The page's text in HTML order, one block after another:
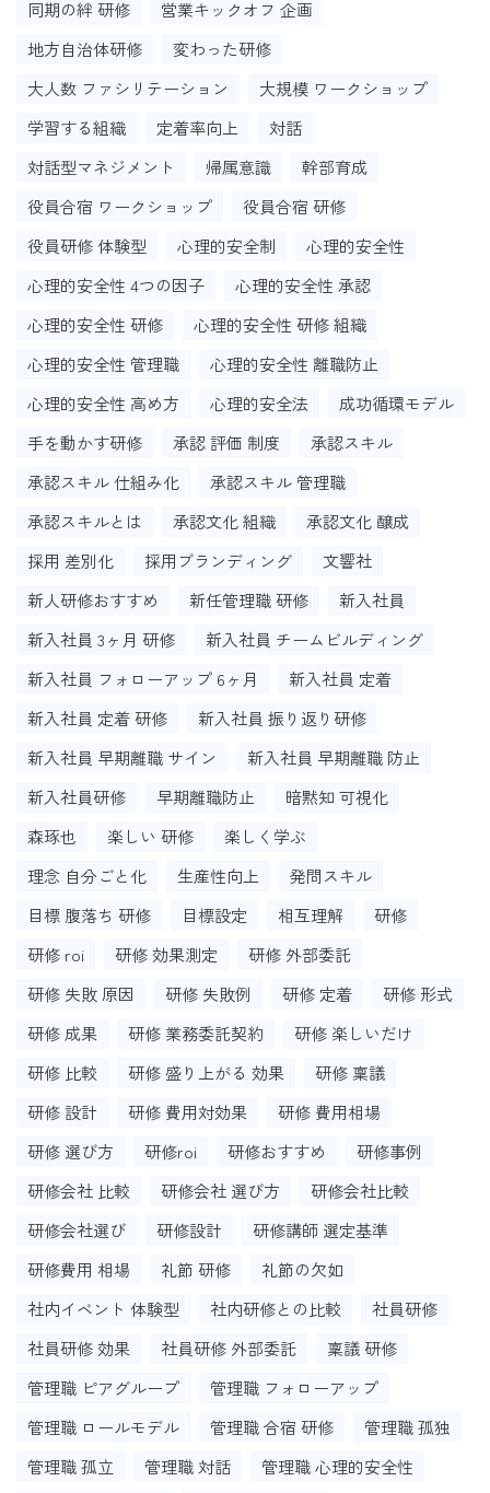
同期の絆 研修
営業キックオフ 企画
地方自治体研修
変わった研修
大人数 ファシリテーション
大規模 ワークショップ
学習する組織
定着率向上
対話
対話型マネジメント
帰属意識
幹部育成
役員合宿 ワークショップ
役員合宿 研修
役員研修 体験型
心理的安全制
心理的安全性
心理的安全性 4つの因子
心理的安全性 承認
心理的安全性 研修
心理的安全性 研修 組織
心理的安全性 管理職
心理的安全性 離職防止
心理的安全性 高め方
心理的安全法
成功循環モデル
手を動かす研修
承認 評価 制度
承認スキル
承認スキル 仕組み化
承認スキル 管理職
承認スキルとは
承認文化 組織
承認文化 醸成
採用 差別化
採用ブランディング
文響社
新人研修おすすめ
新任管理職 研修
新入社員
新入社員 3ヶ月 研修
新入社員 チームビルディング
新入社員 フォローアップ 6ヶ月
新入社員 定着
新入社員 定着 研修
新入社員 振り返り研修
新入社員 早期離職 サイン
新入社員 早期離職 防止
新入社員研修
早期離職防止
暗黙知 可視化
森琢也
楽しい 研修
楽しく学ぶ
理念 自分ごと化
生産性向上
発問スキル
目標 腹落ち 研修
目標設定 相互理解
研修
研修 roi
研修 効果測定
研修 外部委託
研修 失敗 原因
研修 失敗例 研修 定着
研修 形式
研修 成果
研修 業務委託契約
研修 楽しいだけ
研修 比較
研修 盛り上がる 効果
研修 稟議
研修 設計
研修 費用対効果
研修 費用相場
研修 選び方
研修roi 研修おすすめ
研修事例
研修会社 比較
研修会社 選び方
研修会社比較
研修会社選び
研修設計
研修講師 選定基準
研修費用 相場
礼節 研修
礼節の欠如
社内イベント 体験型
社内研修との比較
社員研修
社員研修 効果
社員研修 外部委託
稟議 研修
管理職 ピアグループ
管理職 フォローアップ
管理職 ロールモデル
管理職 合宿 研修
管理職 孤独
管理職 孤立
管理職 対話
管理職 心理的安全性